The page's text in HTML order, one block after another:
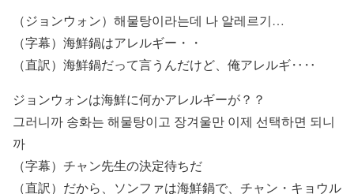
（ジョンウォン） 해물탕이라는데 나 알레르기…
（字幕）海鮮鍋はアレルギー・・
（直訳）海鮮鍋だって言うんだけど、俺アレルギ‥‥
ジョンウォンは海鮮に何かアレルギーが？？
그러니까 송화는 해물탕이고 장겨울만 이제 선택하면 되니
까
（字幕）チャン先生の決定待ちだ
（直訳）だから、ソンファは海鮮鍋で、チャン・キョウル